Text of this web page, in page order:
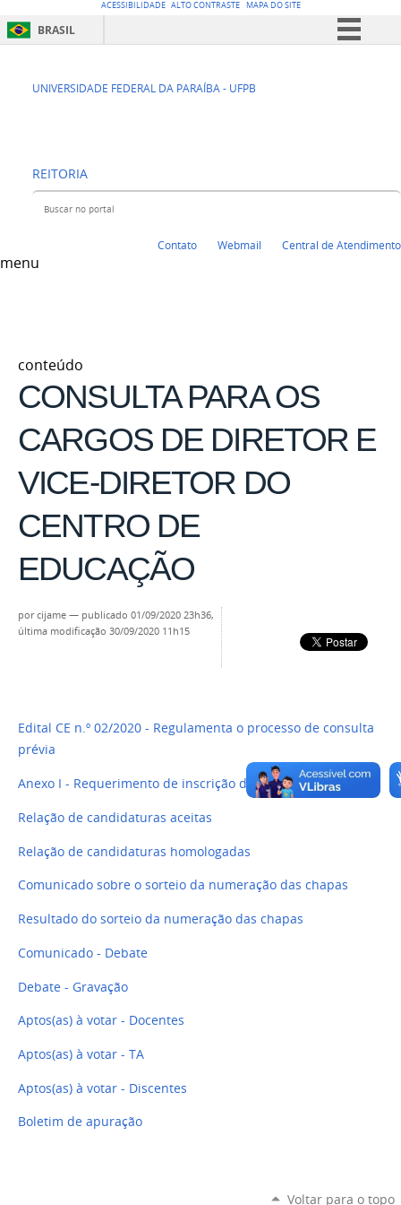
ACESSIBILIDADE ALTO CONTRASTE MAPA DO SITE
BRASIL
Comunica BR
UNIVERSIDADE FEDERAL DA PARAÍBA - UFPB
CENTRO DE
REITORIA
Buscar no portal
Contato Webmail Central de Atendimento
menu
conteúdo
CONSULTA PARA OS
CARGOS DE DIRETOR E
VICE-DIRETOR DO
CENTRO DE
EDUCAÇÃO
porcijame — publicado 01/09/2020 23h36,
última modificação 30/09/2020 11h15
Edital CE n.º 02/2020 - Regulamenta o processo de consulta
prévia
Anexo I - Requerimento de inscrição de chapa
Relação de candidaturas aceitas
Relação de candidaturas homologadas
Comunicado sobre o sorteio da numeração das chapas
Resultado do sorteio da numeração das chapas
Comunicado - Debate
Debate - Gravação
Aptos(as) à votar - Docentes
Aptos(as) à votar - TA
Aptos(as) à votar - Discentes
Boletim de apuração
Voltar para o topo